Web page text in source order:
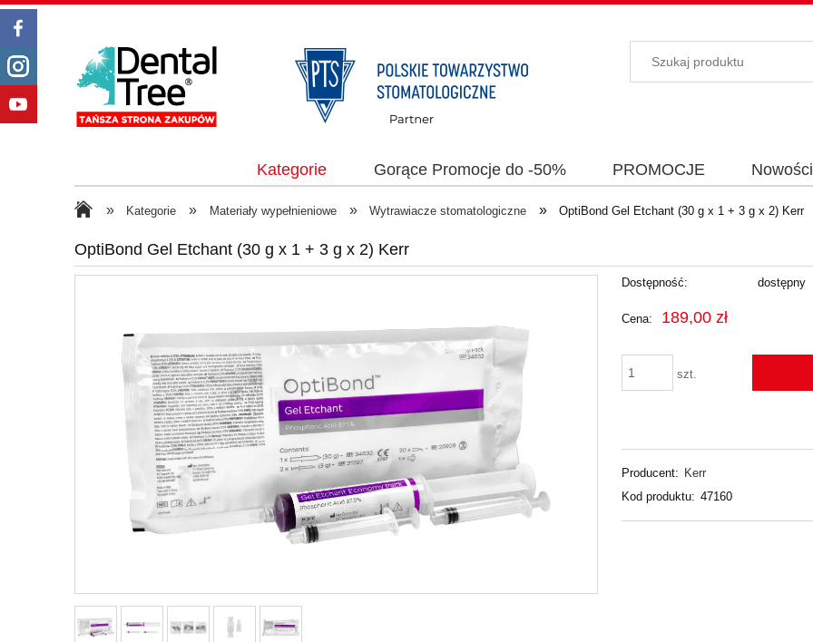
Kategorie Gorące Promocje do -50% PROMOCJE Nowości
» Kategorie » Materiały wypełnieniowe » Wytrawiacze stomatologiczne » OptiBond Gel Etchant (30 g x 1 + 3 g x 2) Kerr
OptiBond Gel Etchant (30 g x 1 + 3 g x 2) Kerr
Dostępność: dostępny
Cena: 189,00 zł
szt.
Producent: Kerr
Kod produktu: 47160